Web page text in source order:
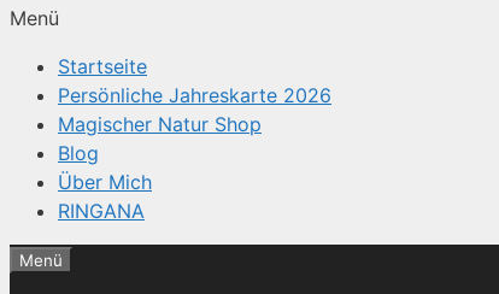
Menü
Startseite
Persönliche Jahreskarte 2026
Magischer Natur Shop
Blog
Über Mich
RINGANA
Menü